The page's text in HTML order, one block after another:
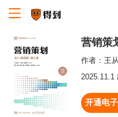
营销策
作者： 王
2025.11.1
开通电